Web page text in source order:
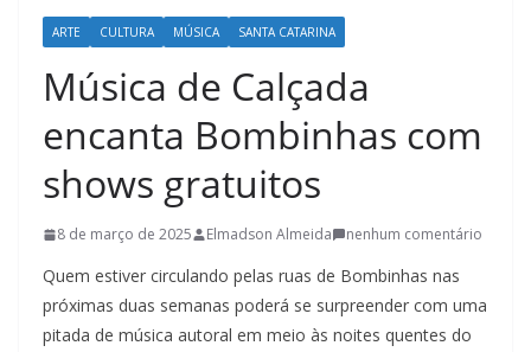
d
a
c
l
t
u
r
a
c
ARTE CULTURA MÚSICA SANTA CATARINA
Música de Calçada
encanta Bombinhas com
shows gratuitos
8 de março de 2025 Elmadson Almeida nenhum comentário
Quem estiver circulando pelas ruas de Bombinhas nas
próximas duas semanas poderá se surpreender com uma
pitada de música autoral em meio às noites quentes do